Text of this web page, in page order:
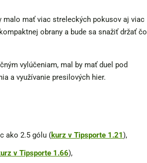
malo mať viac streleckých pokusov aj viac
obrany a bude sa snažiť držať čo
vylúčeniam, mal by mať duel pod
a využívanie presilových hier.
ako 2.5 gólu (kurz v Tipsporte 1.21),
v Tipsporte 1.66),